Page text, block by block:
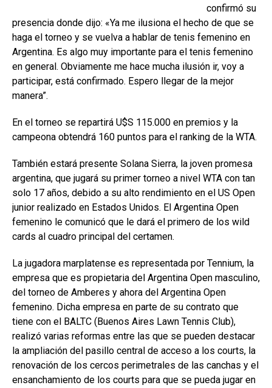
confirmó su
presencia donde dijo: «Ya me ilusiona el hecho de que se
haga el torneo y se vuelva a hablar de tenis femenino en
Argentina. Es algo muy importante para el tenis femenino
en general. Obviamente me hace mucha ilusión ir, voy a
participar, está confirmado. Espero llegar de la mejor
manera”.
En el torneo se repartirá U$S 115.000 en premios y la
campeona obtendrá 160 puntos para el ranking de la WTA.
También estará presente Solana Sierra, la joven promesa
argentina, que jugará su primer torneo a nivel WTA con tan
solo 17 años, debido a su alto rendimiento en el US Open
junior realizado en Estados Unidos. El Argentina Open
femenino le comunicó que le dará el primero de los wild
cards al cuadro principal del certamen.
La jugadora marplatense es representada por Tennium, la
empresa que es propietaria del Argentina Open masculino,
del torneo de Amberes y ahora del Argentina Open
femenino. Dicha empresa en parte de su contrato que
tiene con el BALTC (Buenos Aires Lawn Tennis Club),
realizó varias reformas entre las que se pueden destacar
la ampliación del pasillo central de acceso a los courts, la
renovación de los cercos perimetrales de las canchas y el
ensanchamiento de los courts para que se pueda jugar en